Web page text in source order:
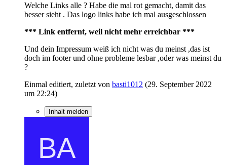
Welche Links alle ? Habe die mal rot gemacht, damit das
besser sieht . Das logo links habe ich mal ausgeschlossen
*** Link entfernt, weil nicht mehr erreichbar ***
Und dein Impressum weiß ich nicht was du meinst ,das ist
doch im footer und ohne probleme lesbar ,oder was meinst du
?
Einmal editiert, zuletzt von basti1012 (29. September 2022
um 22:24)
Inhalt melden